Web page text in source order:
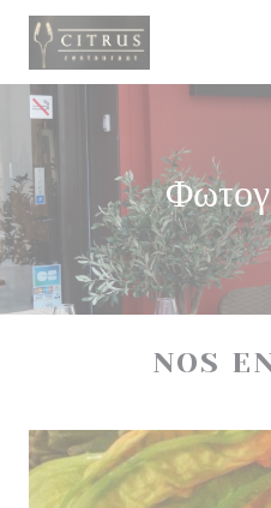
Πίνακας διαχείρισης
NOS